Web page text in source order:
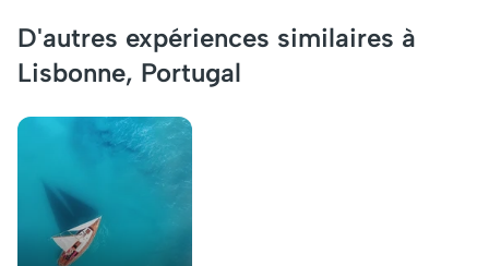
D'autres expériences similaires à
Lisbonne, Portugal